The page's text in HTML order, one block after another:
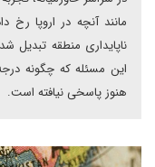
مانند آنچه در اروپا
ناپایداری منطقه تبدیل
این مسئله که چگونه درجه
هنوز پاسخی نیافته است.